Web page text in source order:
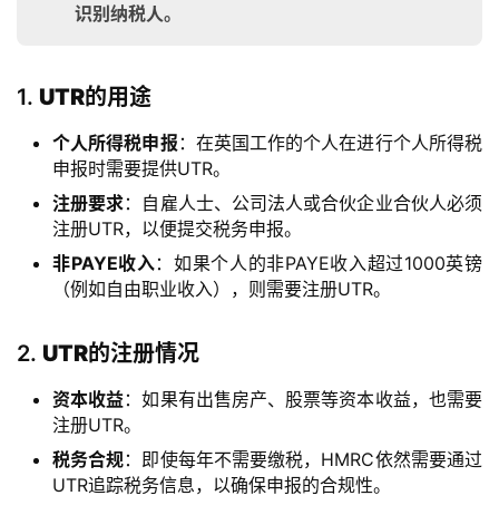
识别纳税人。
1. UTR的用途
个人所得税申报 ：在英国工作的个人在进行个人所得税
申报时需要提供UTR。
注册要求：自雇人士、公司法人或合伙企业合伙人必须
注册UTR，以便提交税务申报。
非PAYE收入：如果个人的非PAYE收入超过1000英镑
（例如自由职业收入），则需要注册UTR。
2. UTR的注册情况
资本收益：如果有出售房产、股票等资本收益，也需要
注册UTR。
税务合规：即使每年不需要缴税，HMRC依然需要通过
UTR追踪税务信息，以确保申报的合规性。